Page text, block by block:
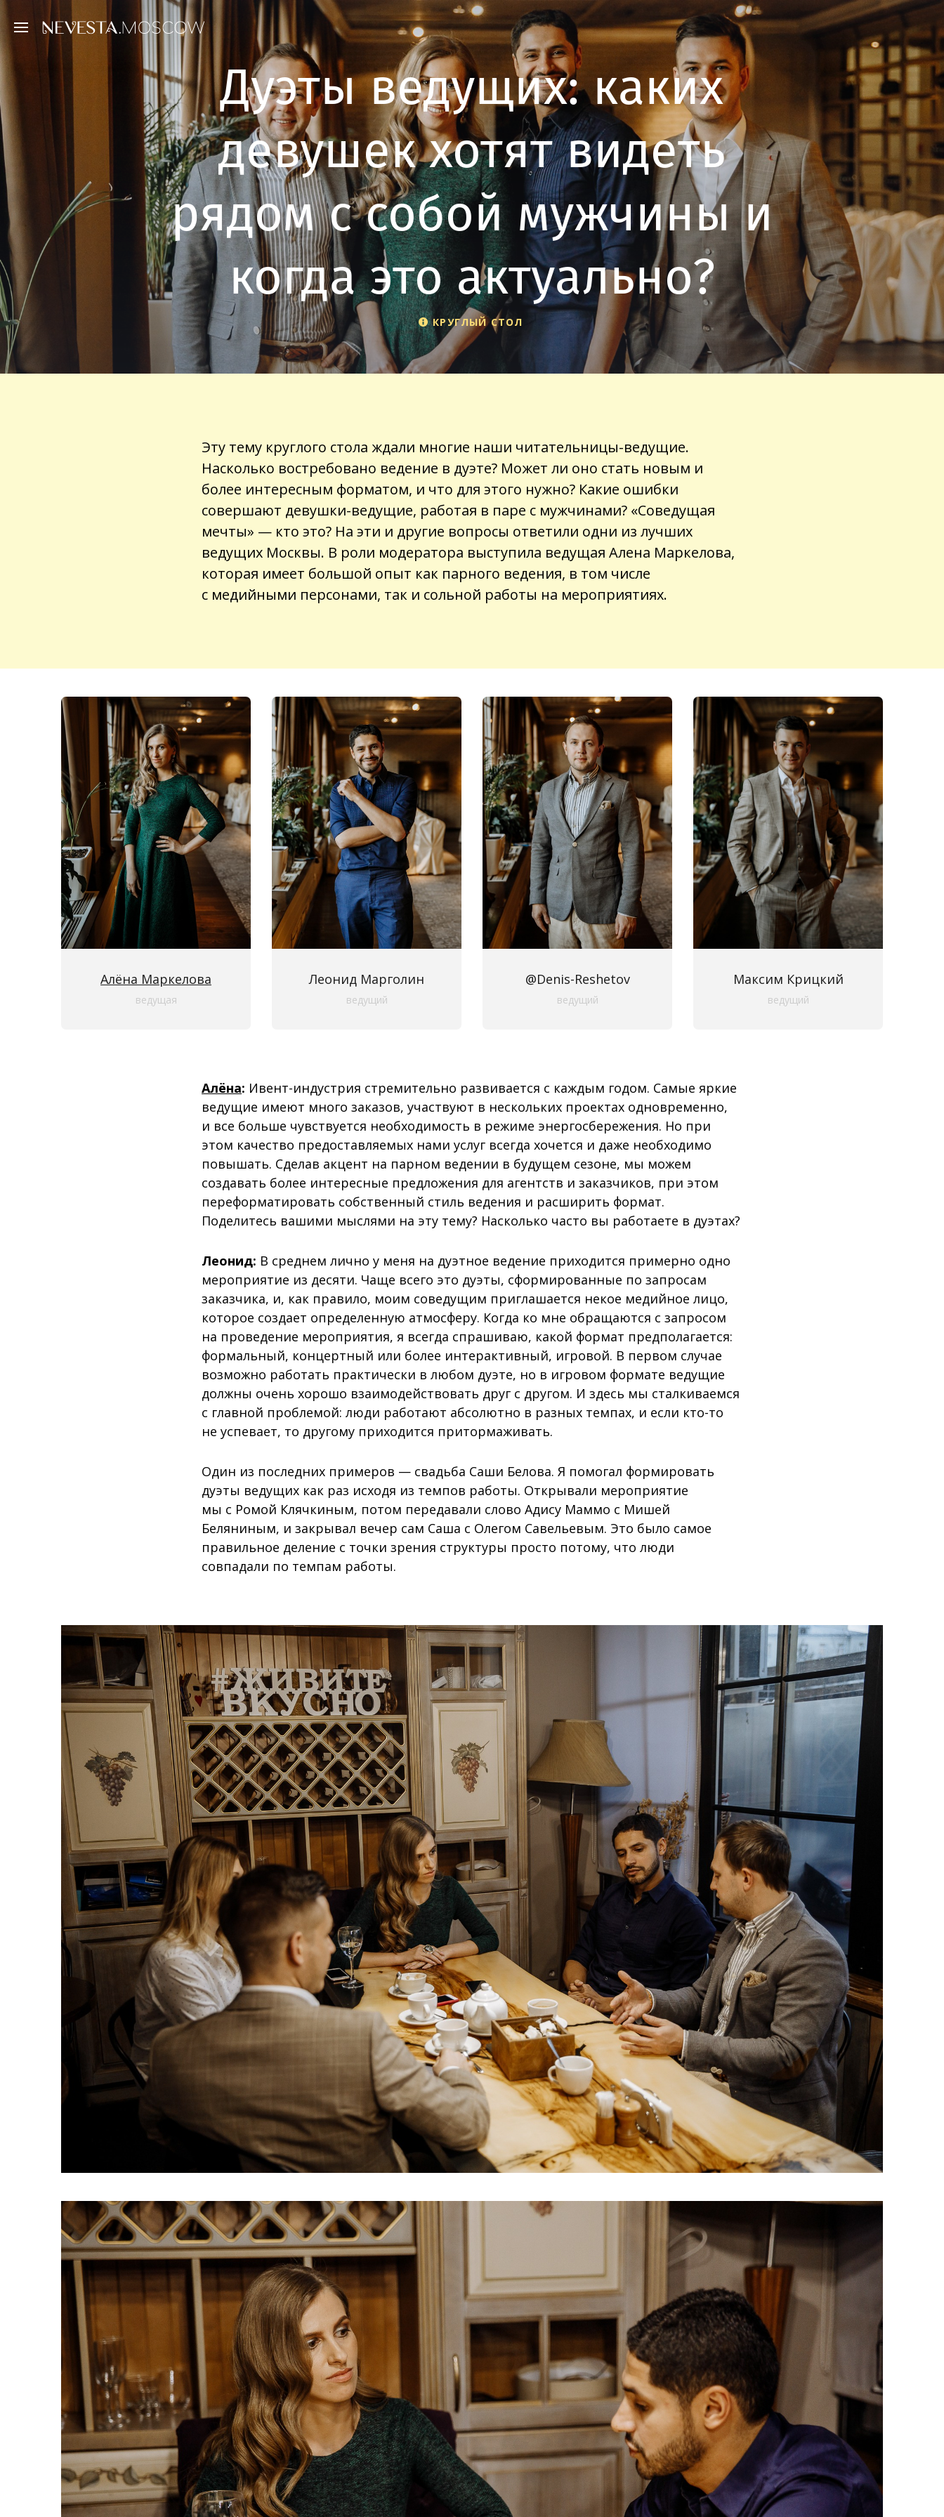
Дуэты ведущих: каких
девушек хотят видеть
рядом с собой мужчины и
когда это актуально?
КРУГЛЫЙ СТОЛ
Эту тему круглого стола ждали многие наши читательницы-ведущие.
Насколько востребовано ведение в дуэте? Может ли оно стать новым и
более интересным форматом, и что для этого нужно? Какие ошибки
совершают девушки-ведущие, работая в паре с мужчинами? «Соведущая
мечты» — кто это? На эти и другие вопросы ответили одни из лучших
ведущих Москвы. В роли модератора выступила ведущая Алена Маркелова,
которая имеет большой опыт как парного ведения, в том числе
с медийными персонами, так и сольной работы на мероприятиях.
Алёна Маркелова
ведущая
Леонид Марголин
ведущий
@Denis-Reshetov
ведущий
Максим Крицкий
ведущий
Алёна: Ивент-индустрия стремительно развивается с каждым годом. Самые яркие
ведущие имеют много заказов, участвуют в нескольких проектах одновременно,
и все больше чувствуется необходимость в режиме энергосбережения. Но при
этом качество предоставляемых нами услуг всегда хочется и даже необходимо
повышать. Сделав акцент на парном ведении в будущем сезоне, мы можем
создавать более интересные предложения для агентств и заказчиков, при этом
переформатировать собственный стиль ведения и расширить формат.
Поделитесь вашими мыслями на эту тему? Насколько часто вы работаете в дуэтах?
Леонид: В среднем лично у меня на дуэтное ведение приходится примерно одно
мероприятие из десяти. Чаще всего это дуэты, сформированные по запросам
заказчика, и, как правило, моим соведущим приглашается некое медийное лицо,
которое создает определенную атмосферу. Когда ко мне обращаются с запросом
на проведение мероприятия, я всегда спрашиваю, какой формат предполагается:
формальный, концертный или более интерактивный, игровой. В первом случае
возможно работать практически в любом дуэте, но в игровом формате ведущие
должны очень хорошо взаимодействовать друг с другом. И здесь мы сталкиваемся
с главной проблемой: люди работают абсолютно в разных темпах, и если кто-то
не успевает, то другому приходится притормаживать.
Один из последних примеров — свадьба Саши Белова. Я помогал формировать
дуэты ведущих как раз исходя из темпов работы. Открывали мероприятие
мы с Ромой Клячкиным, потом передавали слово Адису Маммо с Мишей
Беляниным, и закрывал вечер сам Саша с Олегом Савельевым. Это было самое
правильное деление с точки зрения структуры просто потому, что люди
совпадали по темпам работы.